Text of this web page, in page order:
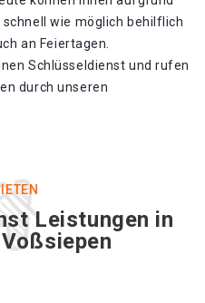
wie möglich behilflich
an Feiertagen.
Schlüsseldienst und rufen
durch unseren
Leistungen in